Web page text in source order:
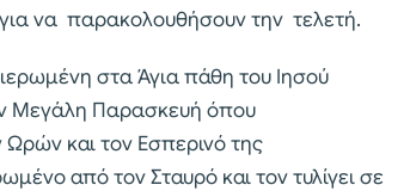
να παρακολουθήσουν την τελετή.
στα Άγια πάθη του Ιησού
Μεγάλη Παρασκευή όπου
και τον Εσπερινό της
από τον Σταυρό και τον τυλίγει σε